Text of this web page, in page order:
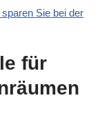
Sie bei der
für